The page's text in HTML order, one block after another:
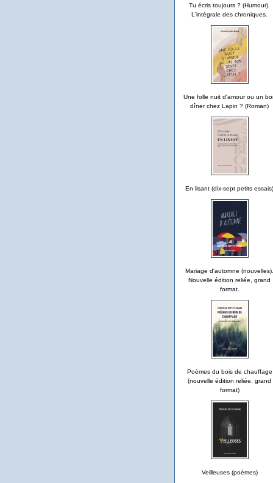
Tu écris toujours ? (Humour).
L'intégrale des chroniques.
Une folle nuit d'amour ou un
dîner chez Lapin ? (Roman)
En lisant (dix-sept petits essais)
Mariage d'automne (nouvelles).
Nouvelle édition reliée, grand
format.
Poèmes du bois de chauffage
(nouvelle édition reliée, grand
format)
Veilleuses (poèmes)